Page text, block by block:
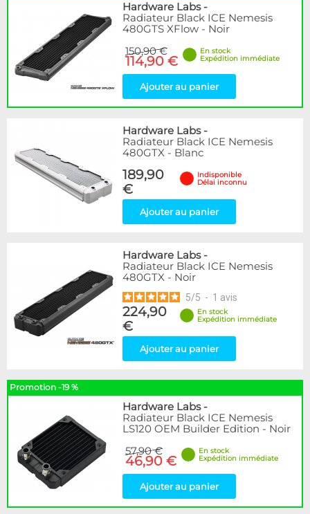
Hardware Labs-
Radiateur Black ICE Nemesis
480GTS XFlow - Noir
150,90 €
114,90 €
En stock
Expédition immédiate
Ajouter au panier
Hardware Labs-
Radiateur Black ICE Nemesis
480GTX - Blanc
189,90
€
Indisponible
Délai inconnu
Ajouter au panier
Hardware Labs-
Radiateur Black ICE Nemesis
480GTX - Noir
5/5 - 1 avis
224,90
€
En stock
Expédition immédiate
Ajouter au panier
Promotion -19 %
Hardware Labs-
Radiateur Black ICE Nemesis
LS120 OEM Builder Edition - Noir
57,90 €
46,90 €
En stock
Expédition immédiate
Ajouter au panier